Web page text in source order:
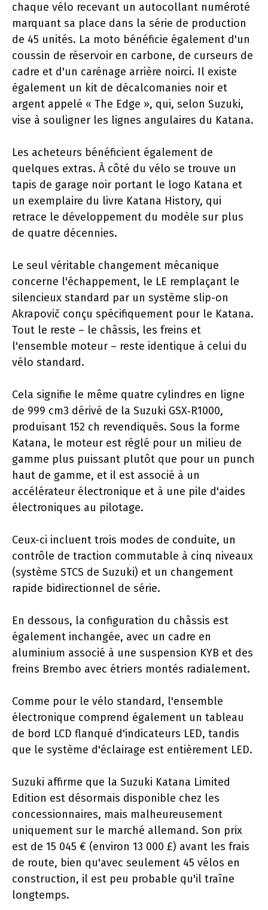
chaque vélo recevant un autocollant numéroté
marquant sa place dans la série de production
de 45 unités. La moto bénéficie également d'un
coussin de réservoir en carbone, de curseurs de
cadre et d'un carénage arrière noirci. Il existe
également un kit de décalcomanies noir et
argent appelé « The Edge », qui, selon Suzuki,
vise à souligner les lignes angulaires du Katana.
Les acheteurs bénéficient également de
quelques extras. À côté du vélo se trouve un
tapis de garage noir portant le logo Katana et
un exemplaire du livre Katana History, qui
retrace le développement du modèle sur plus
de quatre décennies.
Le seul véritable changement mécanique
concerne l'échappement, le LE remplaçant le
silencieux standard par un système slip-on
Akrapovič conçu spécifiquement pour le Katana.
Tout le reste – le châssis, les freins et
l'ensemble moteur – reste identique à celui du
vélo standard.
Cela signifie le même quatre cylindres en ligne
de 999 cm3 dérivé de la Suzuki GSX‑R1000,
produisant 152 ch revendiqués. Sous la forme
Katana, le moteur est réglé pour un milieu de
gamme plus puissant plutôt que pour un punch
haut de gamme, et il est associé à un
accélérateur électronique et à une pile d'aides
électroniques au pilotage.
Ceux-ci incluent trois modes de conduite, un
contrôle de traction commutable à cinq niveaux
(système STCS de Suzuki) et un changement
rapide bidirectionnel de série.
En dessous, la configuration du châssis est
également inchangée, avec un cadre en
aluminium associé à une suspension KYB et des
freins Brembo avec étriers montés radialement.
Comme pour le vélo standard, l'ensemble
électronique comprend également un tableau
de bord LCD flanqué d'indicateurs LED, tandis
que le système d'éclairage est entièrement LED.
Suzuki affirme que la Suzuki Katana Limited
Edition est désormais disponible chez les
concessionnaires, mais malheureusement
uniquement sur le marché allemand. Son prix
est de 15 045 € (environ 13 000 £) avant les frais
de route, bien qu'avec seulement 45 vélos en
construction, il est peu probable qu'il traîne
longtemps.